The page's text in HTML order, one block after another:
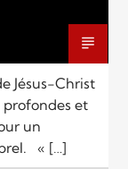
Jésus-Christ
profondes et
un
« […]